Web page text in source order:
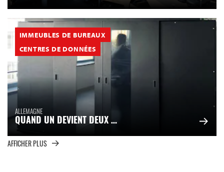
IMMEUBLES DE BUREAUX
CENTRES DE DONNÉES
ALLEMAGNE
QUAND UN DEVIENT DEUX …
AFFICHER PLUS